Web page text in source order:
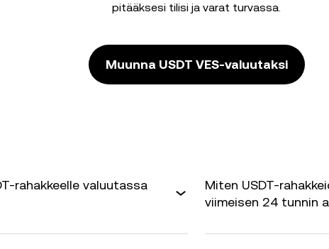
pitääksesi tilisi ja varat turvassa.
Muunna USDT VES-valuutaksi
rahakkeelle valuutassa
Miten USDT-
viimeisen 24 tunnin